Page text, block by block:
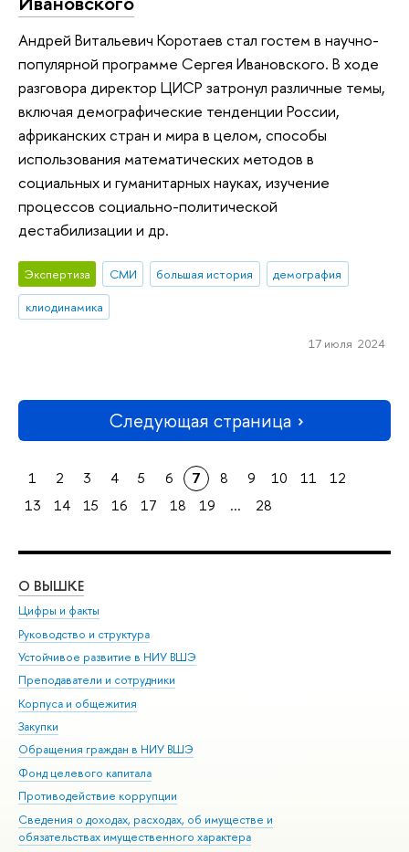
Андрей Витальевич Коротаев стал гостем в научно-
популярной программе Сергея Ивановского. В ходе
разговора директор ЦИСР затронул различные темы,
включая демографические тенденции России,
африканских стран и мира в целом, способы
использования математических методов в
социальных и гуманитарных науках, изучение
процессов социально-политической
дестабилизации и др.
Экспертиза СМИ большая история
демография
клиодинамика
17 июля 2024
Следующая страница
1 2 3 4 5 6 7 8 9 10 11
12
13
14 15 16 17 18 19 ... 28
О ВЫШКЕ
Цифры и факты
Руководство и структура
Устойчивое развитие в НИУ ВШЭ
Преподаватели и сотрудники
Корпуса и общежития
Закупки
Обращения граждан в НИУ ВШЭ
Фонд целевого капитала
Противодействие коррупции
Сведения о доходах, расходах, об имуществе и
обязательствах имущественного характера